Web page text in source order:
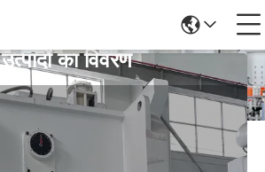
उत्पादों का विवरण